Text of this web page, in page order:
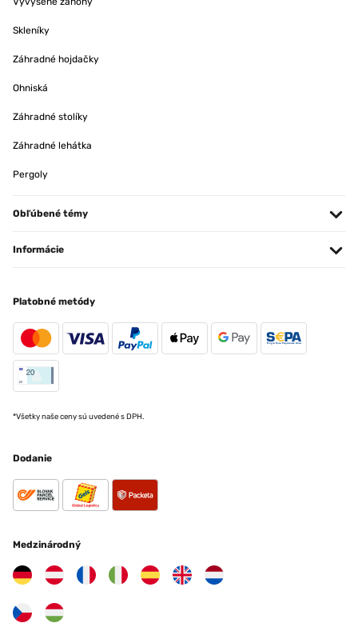
Skleníky
Záhradné hojdačky
Ohniská
Záhradné stolíky
Záhradné lehátka
Pergoly
Obľúbené témy
Informácie
Platobné metódy
*Všetky naše ceny sú uvedené s DPH.
Dodanie
Medzinárodný